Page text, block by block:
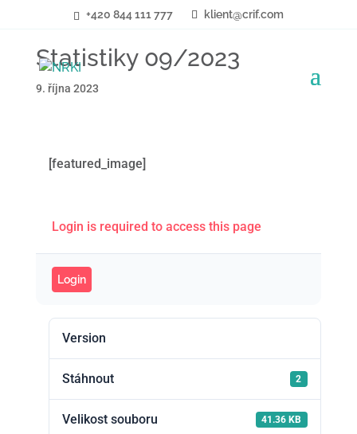
+420 844 111 777 klient@crif.com
Statistiky 09/2023
9. října 2023
[featured_image]
Login is required to access this page
Login
Version
Stáhnout 2
Velikost souboru 41.36 KB